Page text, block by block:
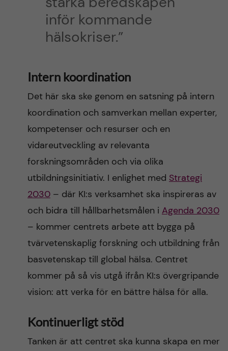
inför kommande
hälsokriser.”
Intern koordination
Det här ska ske genom en satsning på intern
koordination och samverkan mellan experter,
kompetenser och resurser och en
vidareutveckling av relevanta
forskningsområden och via olika
utbildningsinitiativ. I enlighet med Strategi
2030– där KI:s verksamhet ska inspireras av
och bidra till hållbarhetsmålen i Agenda 2030
– kommer centrets arbete att bygga på
tvärvetenskaplig forskning och utbildning från
basvetenskap till global hälsa. Centret
kommer på så vis utgå ifrån KI:s övergripande
vision: att verka för en bättre hälsa för alla.
Kontinuerligt stöd
Tanken är att centret ska kunna skapa en mer